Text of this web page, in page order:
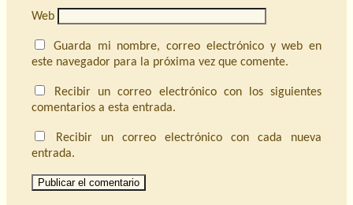
Web
Guarda mi nombre, correo electrónico y web en
este navegador para la próxima vez que comente.
Recibir un correo electrónico con los siguientes
comentarios a esta entrada.
Recibir un correo electrónico con cada nueva
entrada.